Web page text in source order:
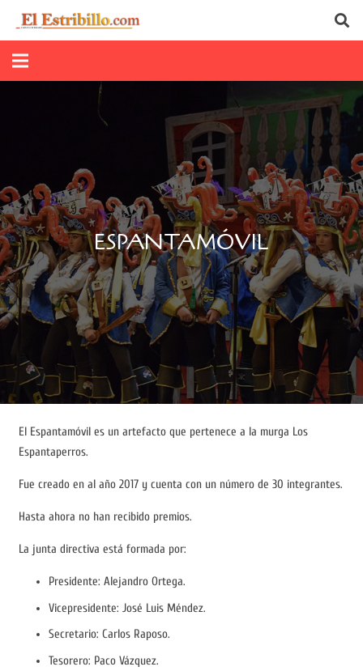
ESPANTAMÓVIL
El Espantamóvil es un artefacto que pertenece a la murga Los
Espantaperros.
Fue creado en al año 2017 y cuenta con un número de 30 integrantes.
Hasta ahora no han recibido premios.
La junta directiva está formada por:
Presidente: Alejandro Ortega.
Vicepresidente: José Luis Méndez.
Secretario: Carlos Raposo.
Tesorero: Paco Vázquez.